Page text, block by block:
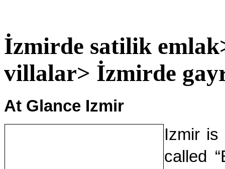
İzmirde satilik
villalar> İzmirde
At Glance Izmir
Izmir is
called